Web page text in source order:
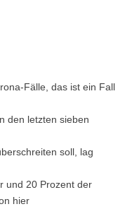
Fälle, das ist ein Fall
den letzten sieben
soll, lag
und 20 Prozent der
hier